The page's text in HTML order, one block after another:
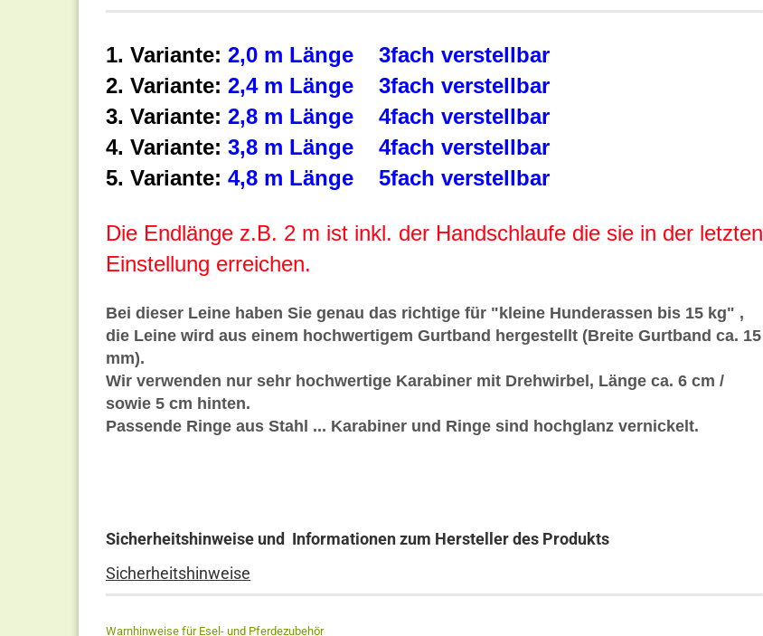
1. Variante: 2,0 m Länge 3fach verstellbar
2. Variante: 2,4 m Länge 3fach verstellbar
3. Variante: 2,8 m Länge 4fach verstellbar
4. Variante: 3,8 m Länge 4fach verstellbar
5. Variante: 4,8 m Länge 5fach verstellbar
Die Endlänge z.B. 2 m ist inkl. der Handschlaufe die sie in der letzten
Einstellung erreichen.
Bei dieser Leine haben Sie genau das richtige für "kleine Hunderassen bis 15 kg" ,
die Leine wird aus einem hochwertigem Gurtband hergestellt (Breite Gurtband ca. 15
mm).
Wir verwenden nur sehr hochwertige Karabiner mit Drehwirbel, Länge ca. 6 cm /
sowie 5 cm hinten.
Passende Ringe aus Stahl ... Karabiner und Ringe sind hochglanz vernickelt.
Sicherheitshinweise und Informationen zum Hersteller des Produkts
Sicherheitshinweise
Warnhinweise für Esel- und Pferdezubehör